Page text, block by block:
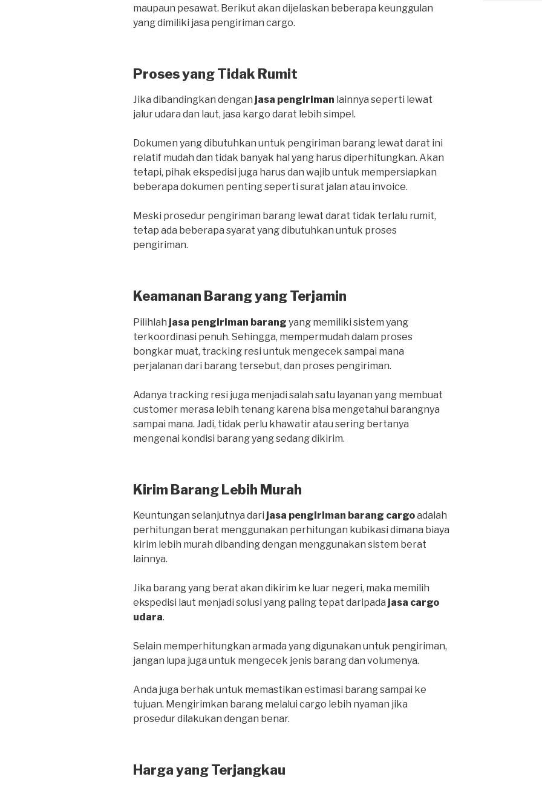
maupaun pesawat. Berikut akan dijelaskan beberapa keunggulan
yang dimiliki jasa pengiriman cargo.
Proses yang Tidak Rumit
Jika dibandingkan dengan jasa pengiriman lainnya seperti lewat
jalur udara dan laut, jasa kargo darat lebih simpel.
Dokumen yang dibutuhkan untuk pengiriman barang lewat darat ini
relatif mudah dan tidak banyak hal yang harus diperhitungkan. Akan
tetapi, pihak ekspedisi juga harus dan wajib untuk mempersiapkan
beberapa dokumen penting seperti surat jalan atau invoice.
Meski prosedur pengiriman barang lewat darat tidak terlalu rumit,
tetap ada beberapa syarat yang dibutuhkan untuk proses
pengiriman.
Keamanan Barang yang Terjamin
Pilihlah jasa pengiriman barang yang memiliki sistem yang
terkoordinasi penuh. Sehingga, mempermudah dalam proses
bongkar muat, tracking resi untuk mengecek sampai mana
perjalanan dari barang tersebut, dan proses pengiriman.
Adanya tracking resi juga menjadi salah satu layanan yang membuat
customer merasa lebih tenang karena bisa mengetahui barangnya
sampai mana. Jadi, tidak perlu khawatir atau sering bertanya
mengenai kondisi barang yang sedang dikirim.
Kirim Barang Lebih Murah
Keuntungan selanjutnya dari jasa pengiriman barang cargoadalah
perhitungan berat menggunakan perhitungan kubikasi dimana biaya
kirim lebih murah dibanding dengan menggunakan sistem berat
lainnya.
Jika barang yang berat akan dikirim ke luar negeri, maka memilih
ekspedisi laut menjadi solusi yang paling tepat daripada jasa cargo
udara.
Selain memperhitungkan armada yang digunakan untuk pengiriman,
jangan lupa juga untuk mengecek jenis barang dan volumenya.
Anda juga berhak untuk memastikan estimasi barang sampai ke
tujuan. Mengirimkan barang melalui cargo lebih nyaman jika
prosedur dilakukan dengan benar.
Harga yang Terjangkau